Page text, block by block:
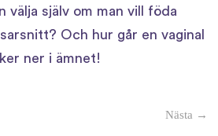
välja själv om man vill föda
Och hur går en vaginal
ner i ämnet!
Nästa →